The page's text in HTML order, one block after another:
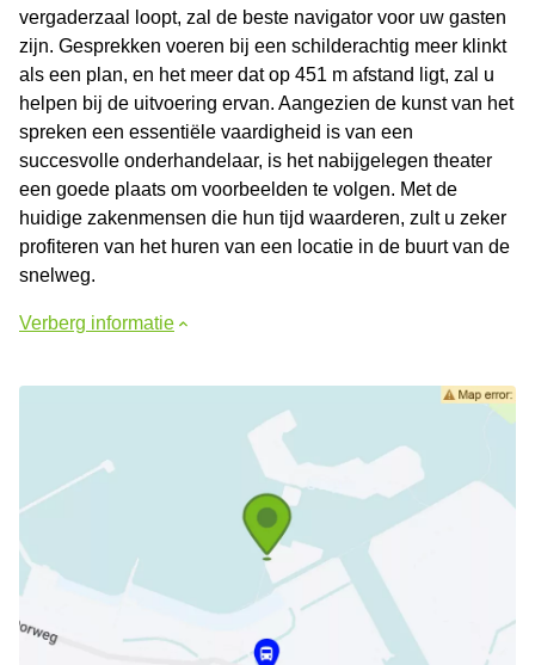
vergaderzaal loopt, zal de beste navigator voor uw gasten
zijn. Gesprekken voeren bij een schilderachtig meer klinkt
als een plan, en het meer dat op 451 m afstand ligt, zal u
helpen bij de uitvoering ervan. Aangezien de kunst van het
spreken een essentiële vaardigheid is van een
succesvolle onderhandelaar, is het nabijgelegen theater
een goede plaats om voorbeelden te volgen. Met de
huidige zakenmensen die hun tijd waarderen, zult u zeker
profiteren van het huren van een locatie in de buurt van de
snelweg.
Verberg informatie